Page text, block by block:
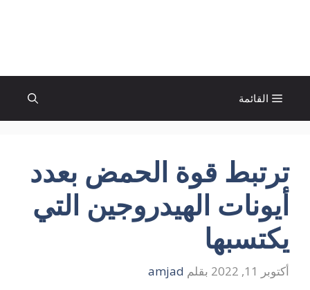
القائمة
ترتبط قوة الحمض بعدد
أيونات الهيدروجين التي
يكتسبها
أكتوبر 11, 2022 بقلم amjad